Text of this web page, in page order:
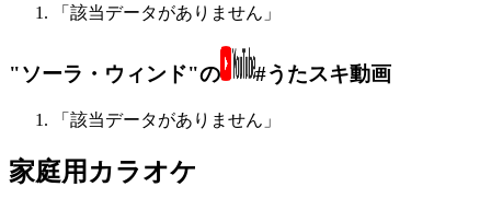
「該当データがありません」
"ソーラ・ウィンド"の #うたスキ動画
「該当データがありません」
家庭用カラオケ